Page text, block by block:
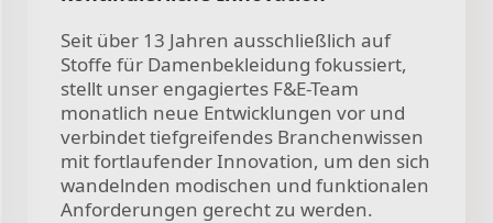
Seit über 13 Jahren ausschließlich auf
Stoffe für Damenbekleidung fokussiert,
stellt unser engagiertes F&E-Team
monatlich neue Entwicklungen vor und
verbindet tiefgreifendes Branchenwissen
mit fortlaufender Innovation, um den sich
wandelnden modischen und funktionalen
Anforderungen gerecht zu werden.